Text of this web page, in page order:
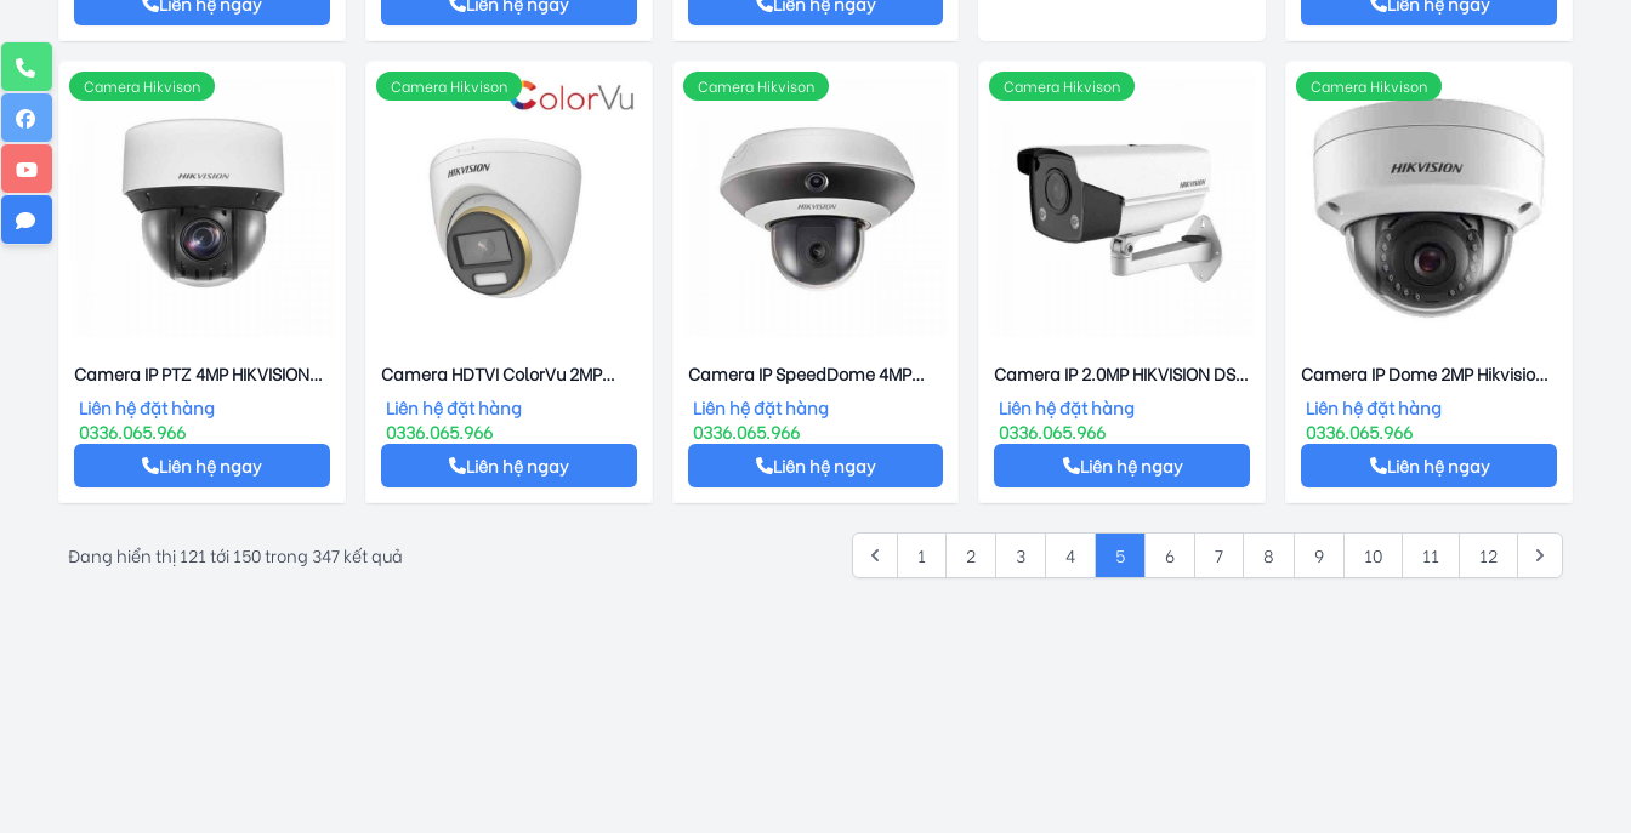
Camera Hikvison
Camera IP PTZ 4MP HIKVISION
DS-2DE4A425IW-DE
Liên hệ đặt hàng
0336.065.966
Liên hệ ngay
Camera Hikvison
Camera HDTVI ColorVu 2MP
HIKVISION DS-2CE72DF3T-FS
Liên hệ đặt hàng
0336.065.966
Liên hệ ngay
Camera Hikvison
Camera IP SpeedDome 4MP
HIKVISION DS-2DE2A404W-DE3
Liên hệ đặt hàng
0336.065.966
Liên hệ ngay
Camera Hikvison
Camera IP 2.0MP HIKVISION DS-
2CD2T27G3E-L
Liên hệ đặt hàng
0336.065.966
Liên hệ ngay
Camera Hikvison
Camera IP Dome 2MP Hikvision
DS-2CD2121G0-IWS(2AX)
Liên hệ đặt hàng
0336.065.966
Liên hệ ngay
Đang hiển thị121 tới150trong 347kết quả 1 2 3 4 5 6 7 8 9 10 11 12